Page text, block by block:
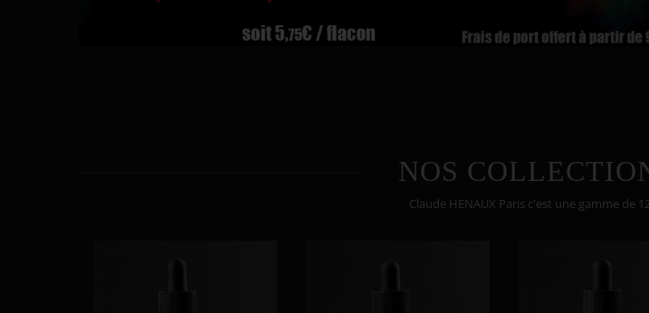
NOS
Claude HENAUX Paris c'est une gamme de